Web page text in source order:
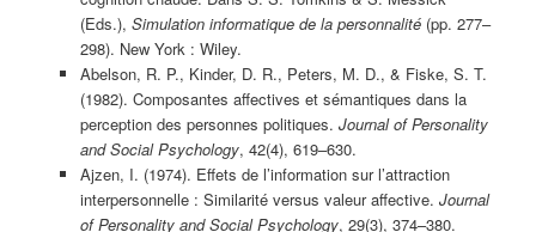
(Eds.), Simulation informatique de la personnalité(pp. 277–
298). New York : Wiley.
Abelson, R. P., Kinder, D. R., Peters, M. D., & Fiske, S. T.
(1982). Composantes affectives et sémantiques dans la
perception des personnes politiques. Journal of Personality
and Social Psychology, 42(4), 619–630.
Ajzen, I. (1974). Effets de l’information sur l’attraction
interpersonnelle : Similarité versus valeur affective. Journal
of Personality and Social Psychology, 29(3), 374–380.